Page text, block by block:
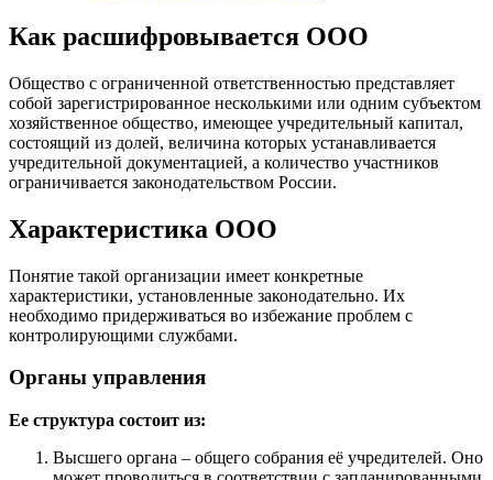
Как расшифровывается ООО
Общество с ограниченной ответственностью представляет
собой зарегистрированное несколькими или одним субъектом
хозяйственное общество, имеющее учредительный капитал,
состоящий из долей, величина которых устанавливается
учредительной документацией, а количество участников
ограничивается законодательством России.
Характеристика ООО
Понятие такой организации имеет конкретные
характеристики, установленные законодательно. Их
необходимо придерживаться во избежание проблем с
контролирующими службами.
Органы управления
Ее структура состоит из:
Высшего органа – общего собрания её учредителей. Оно